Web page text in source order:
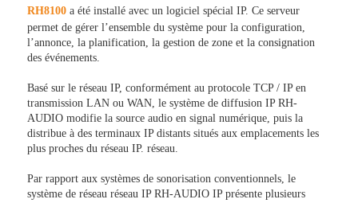
RH8100 a été installé avec un logiciel spécial IP. Ce serveur
permet de gérer l’ensemble du système pour la configuration,
l’annonce, la planification, la gestion de zone et la consignation
des événements.
Basé sur le réseau IP, conformément au protocole TCP / IP en
transmission LAN ou WAN, le système de diffusion IP RH-
AUDIO modifie la source audio en signal numérique, puis la
distribue à des terminaux IP distants situés aux emplacements les
plus proches du réseau IP. réseau.
Par rapport aux systèmes de sonorisation conventionnels, le
système de réseau réseau IP RH-AUDIO IP présente plusieurs